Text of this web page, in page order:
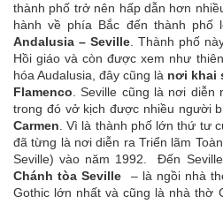
thành phố trở nên hấp dẫn hơn
hành về phía Bắc đến thành
Andalusia – Seville. Thành phố
Hồi giáo và còn được xem như
hóa Audalusia, đây cũng là nơi khai
Flamenco. Seville cũng là nơi diễn
trong đó vở kịch được nhiều người
Carmen. Vì là thành phố lớn thứ tư
đã từng là nơi diễn ra Triển lãm
Seville) vào năm 1992. Đến
Chánh tòa Seville – là ngồi nhà
Gothic lớn nhất và cũng là nhà thờ